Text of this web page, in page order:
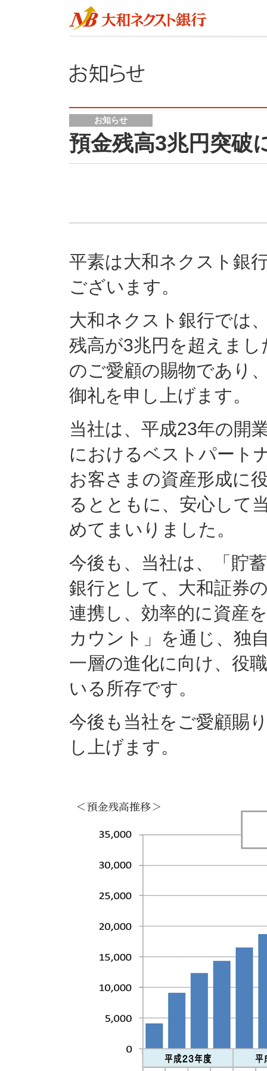
お知らせ
預金残高3兆円突破
平素は大和ネクスト銀
ございます。
大和ネクスト銀行では
残高が3兆円を超えま
のご愛顧の賜物であり
御礼を申し上げます。
当社は、平成23年の開
におけるベストパート
お客さまの資産形成に
るとともに、安心して
めてまいりました。
今後も、当社は、「貯
銀行として、大和証券
連携し、効率的に資産
カウント」を通じ、独
一層の進化に向け、役
いる所存です。
今後も当社をご愛顧賜
し上げます。